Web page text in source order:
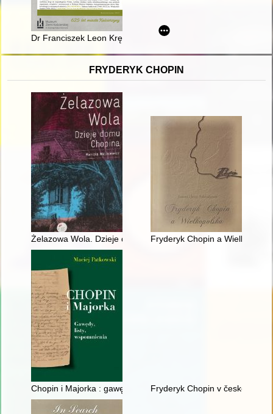
Dr Franciszek Leon Kręcki (1883-1940) : bohater kaszubskiej
FRYDERYK CHOPIN
Żelazowa Wola. Dzieje domu ChopinaFryderyk Chopin a
Chopin i Majorka : gawędy, listy, wspomnienia
Fryderyk Chopin v české